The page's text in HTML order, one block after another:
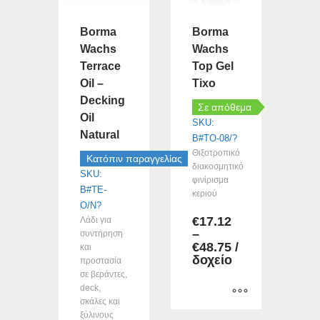
επιλεγούν
σελίδα
προϊόντος
Borma
Wachs
Terrace
Oil –
Decking
Oil
Natural
Κατόπιν παραγγελίας
SKU:
B#TE-
O/N?
Λάδι για
συντήρηση
και
προστασία
σε βεράντες,
deck,
σκάλες και
ξύλινους
Borma
Wachs
Top Gel
Tixo
Σε απόθεμα
SKU:
B#TO-08/?
Θιξοτροπικό
διακοσμητικό
φινίρισμα
κεριού
€17.12
–
€48.75Price
range:
through
/
δοχείο